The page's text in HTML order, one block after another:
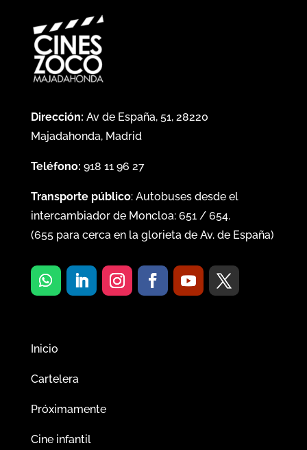
Dirección: Av de España, 51, 28220
Majadahonda, Madrid
Teléfono: 918 11 96 27
Transporte público: Autobuses desde el
intercambiador de Moncloa: 651/ 654.
(655para cerca en la glorieta de Av. de España)
Inicio
Cartelera
Próximamente
Cine infantil